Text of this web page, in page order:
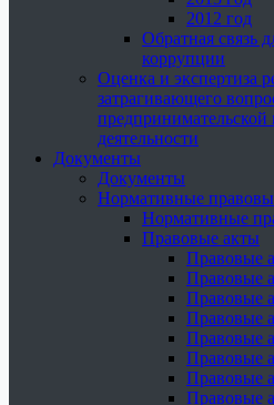
2012 год
Обратная связь
коррупции
Оценка и экспертиза
затрагивающего
деятельности
Документы
Документы
Нормативные
Нормативные
Правовые акты
Правовые
Правовые
Правовые
Правовые
Правовые
Правовые
Правовые
Правовые